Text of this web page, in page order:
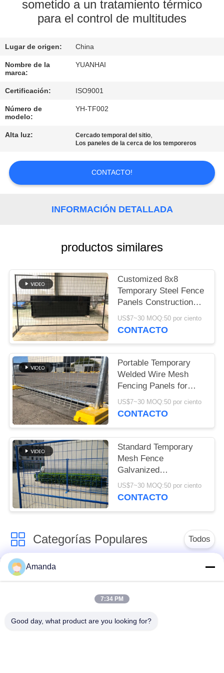
CONTROL
DE
CALIDAD
ÉNTRENOS
CONTACTO
CON
NOTICIAS
CITA
MAPA
DEL
SITIO
PRIVACY
POLICY
sometido a un tratamiento térmico
para el control de multitudes
Lugar de origen: China
Nombre de la
marca:
YUANHAI
Certificación: ISO9001
Número de
modelo:
YH-TF002
Alta luz: Cercado temporal del sitio,
Los paneles de la cerca de los temporeros
CONTACTO!
INFORMACIÓN DETALLADA
productos similares
Customized 8x8
Temporary Steel Fence
Panels Construction
protection
US$7~30 MOQ:50 por ciento
CONTACTO
Portable Temporary
Welded Wire Mesh
Fencing Panels for
Events
US$7~30 MOQ:50 por ciento
CONTACTO
Standard Temporary
Mesh Fence
Galvanized
Construction Fencing
US$7~30 MOQ:50 por ciento
CONTACTO
Categorías Populares Todos
embalaje de la torre
del metal
estructurado metal
metal
alambre
Amanda
7:34 PM
Good day, what product are you looking for?